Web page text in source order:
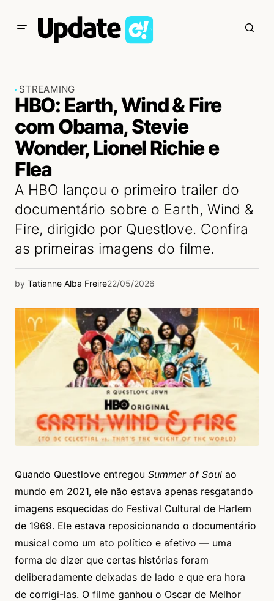
STREAMING
HBO: Earth, Wind & Fire
com Obama, Stevie
Wonder, Lionel Richie e
Flea
A HBO lançou o primeiro trailer do
documentário sobre o Earth, Wind &
Fire, dirigido por Questlove. Confira
as primeiras imagens do filme.
by Tatianne Alba Freire22/05/2026
Quando Questlove entregou Summer of Soul ao
mundo em 2021, ele não estava apenas resgatando
imagens esquecidas do Festival Cultural de Harlem
de 1969. Ele estava reposicionando o documentário
musical como um ato político e afetivo — uma
forma de dizer que certas histórias foram
deliberadamente deixadas de lado e que era hora
de corrigi-las. O filme ganhou o Oscar de Melhor